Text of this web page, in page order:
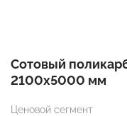
Сотовый
2100х5000 мм
Ценовой сегмент